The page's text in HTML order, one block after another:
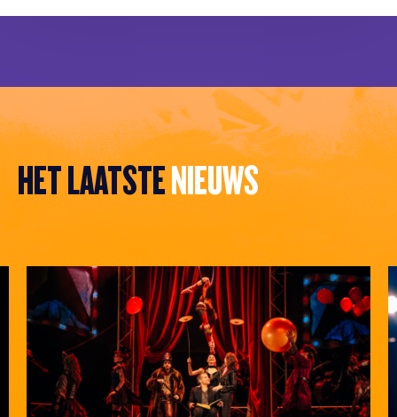
HET LAATSTENIEUWS